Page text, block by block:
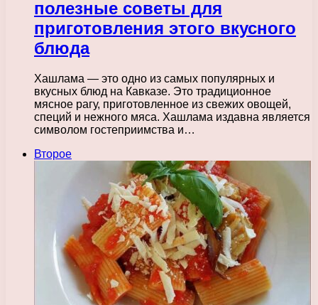
полезные советы для
приготовления этого вкусного
блюда
Хашлама — это одно из самых популярных и
вкусных блюд на Кавказе. Это традиционное
мясное рагу, приготовленное из свежих овощей,
специй и нежного мяса. Хашлама издавна является
символом гостеприимства и…
Второе